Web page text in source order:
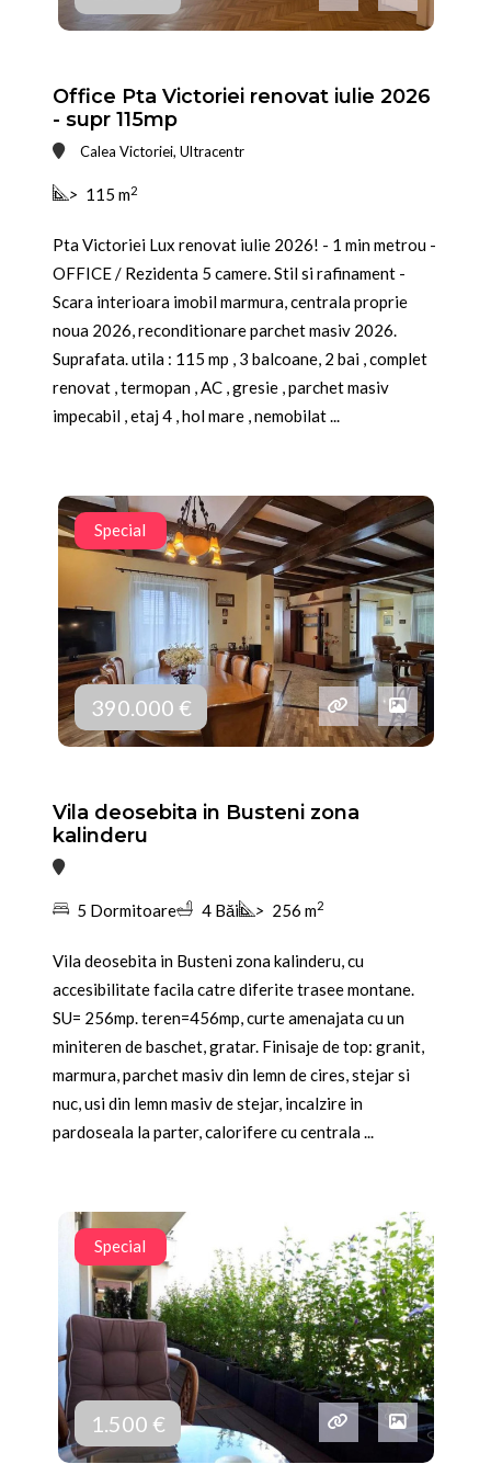
Office Pta Victoriei renovat iulie 2026
- supr 115mp
Calea Victoriei, Ultracentr
> 115 m2
Pta Victoriei Lux renovat iulie 2026! - 1 min metrou -
OFFICE / Rezidenta 5 camere. Stil si rafinament -
Scara interioara imobil marmura, centrala proprie
noua 2026, reconditionare parchet masiv 2026.
Suprafata. utila : 115 mp , 3 balcoane, 2 bai , complet
renovat , termopan , AC , gresie , parchet masiv
impecabil , etaj 4 , hol mare , nemobilat ...
Special
390.000 €
Vila deosebita in Busteni zona
kalinderu
5 Dormitoare 4 Băi > 256 m2
Vila deosebita in Busteni zona kalinderu, cu
accesibilitate facila catre diferite trasee montane.
SU= 256mp. teren=456mp, curte amenajata cu un
miniteren de baschet, gratar. Finisaje de top: granit,
marmura, parchet masiv din lemn de cires, stejar si
nuc, usi din lemn masiv de stejar, incalzire in
pardoseala la parter, calorifere cu centrala ...
Special
1.500 €